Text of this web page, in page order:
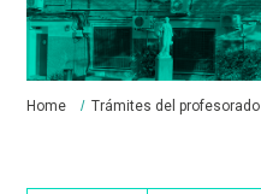
Breadcrumbs
You
Home Trámites del profesorado